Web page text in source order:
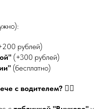
рублей)
(+300 рублей)
(бесплатно)
с водителем? 👨‍✈️